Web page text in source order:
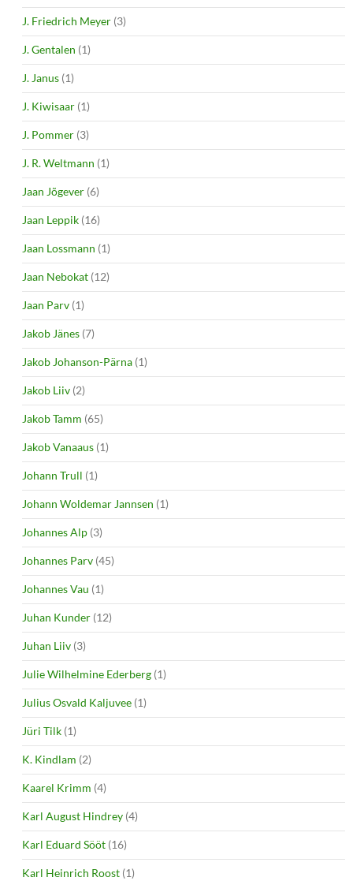
J. Friedrich Meyer (3)
J. Gentalen (1)
J. Janus (1)
J. Kiwisaar (1)
J. Pommer (3)
J. R. Weltmann (1)
Jaan Jõgever (6)
Jaan Leppik (16)
Jaan Lossmann (1)
Jaan Nebokat (12)
Jaan Parv (1)
Jakob Jänes (7)
Jakob Johanson-Pärna (1)
Jakob Liiv (2)
Jakob Tamm (65)
Jakob Vanaaus (1)
Johann Trull (1)
Johann Woldemar Jannsen (1)
Johannes Alp (3)
Johannes Parv (45)
Johannes Vau (1)
Juhan Kunder (12)
Juhan Liiv (3)
Julie Wilhelmine Ederberg (1)
Julius Osvald Kaljuvee (1)
Jüri Tilk (1)
K. Kindlam (2)
Kaarel Krimm (4)
Karl August Hindrey (4)
Karl Eduard Sööt (16)
Karl Heinrich Roost (1)